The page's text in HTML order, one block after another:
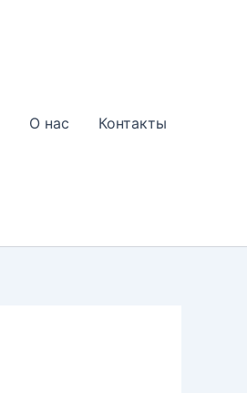
О нас Контакты